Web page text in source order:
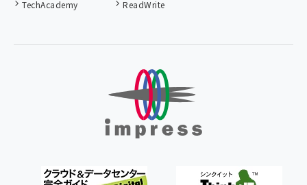
TechAcademy
ReadWrite